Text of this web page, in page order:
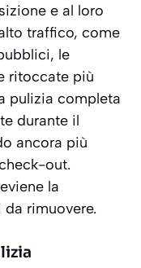
e al loro
traffico, come
le
ritoccate più
pulizia completa
durante il
ancora più
out.
la
rimuovere.